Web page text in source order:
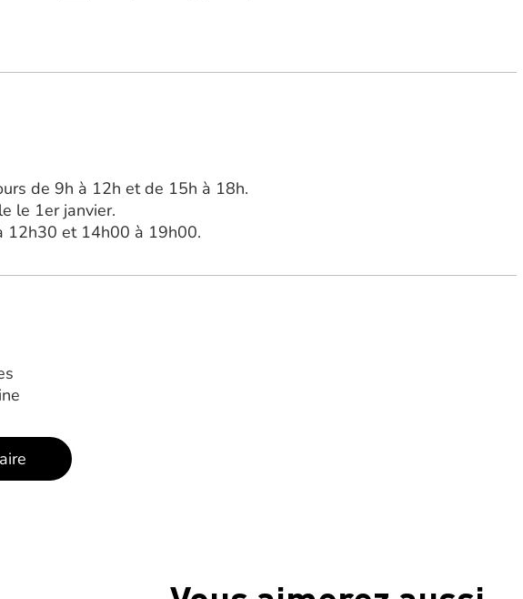
de 9h à 12h et de 15h à 18h.
le 1er janvier.
12h30 et 14h00 à 19h00.